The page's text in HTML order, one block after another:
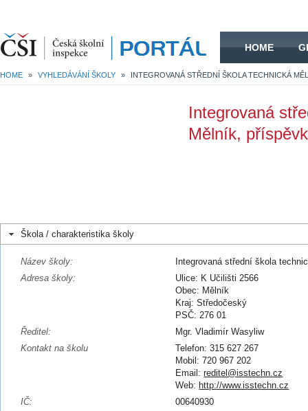
HOME
HOME » VYHLEDÁVÁNÍ ŠKOLY »
Integrovaná
Mělník,
Škola / charakteristika školy
Název školy:
Integrovaná střední škola
Adresa školy:
Ulice: K Učilišti 2566
Obec: Mělník
Kraj: Středočeský
PSČ: 276 01
Ředitel:
Mgr. Vladimír Wasyliw
Kontakt na školu
Telefon: 315 627 267
Mobil: 720 967 202
Email:reditel@isstechn.cz
Web: http://www.isstechn.cz
IČ:
00640930